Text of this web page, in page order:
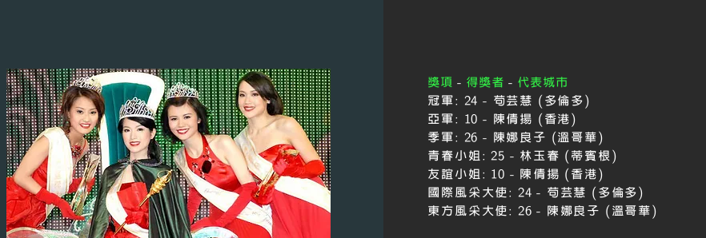
獎項 - 得獎者- 代表城市
冠軍: 24 - 苟芸慧 (多倫多)
亞軍: 10 - 陳倩揚 (香港)
季軍: 26 - 陳娜良子 (溫哥華)
青春小姐:25 - 林玉春 (蒂賓根)
友誼小姐: 10 - 陳倩揚 (香港)
國際風采大使: 24 - 苟芸慧 (多倫多)
東方風采大使: 26 - 陳娜良子 (溫哥華)